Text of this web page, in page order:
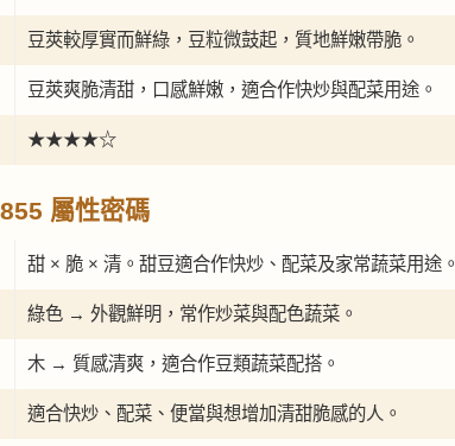
豆莢較厚實而鮮綠，豆粒微鼓起，質地鮮嫩帶脆。
豆莢爽脆清甜，口感鮮嫩，適合作快炒與配菜用途。
★★★★☆
屬性密碼
甜 × 脆 × 清。甜豆適合作快炒、配菜及家常蔬菜用途。
綠色 → 外觀鮮明，常作炒菜與配色蔬菜。
木 → 質感清爽，適合作豆類蔬菜配搭。
適合快炒、配菜、便當與想增加清甜脆感的人。